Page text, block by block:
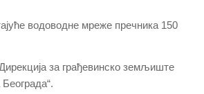
водоводне мреже пречника 150
за грађевинско земљиште